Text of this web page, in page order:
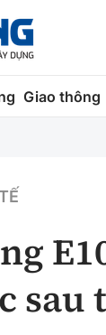
Giao thông
Vật
Giám
sau